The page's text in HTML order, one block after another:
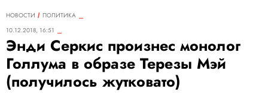
НОВОСТИ
ПОЛИТИКА
10.12.2018, 16:51
Энди Серкис произнес монолог
Голлума в образе Терезы Мэй
(получилось жутковато)